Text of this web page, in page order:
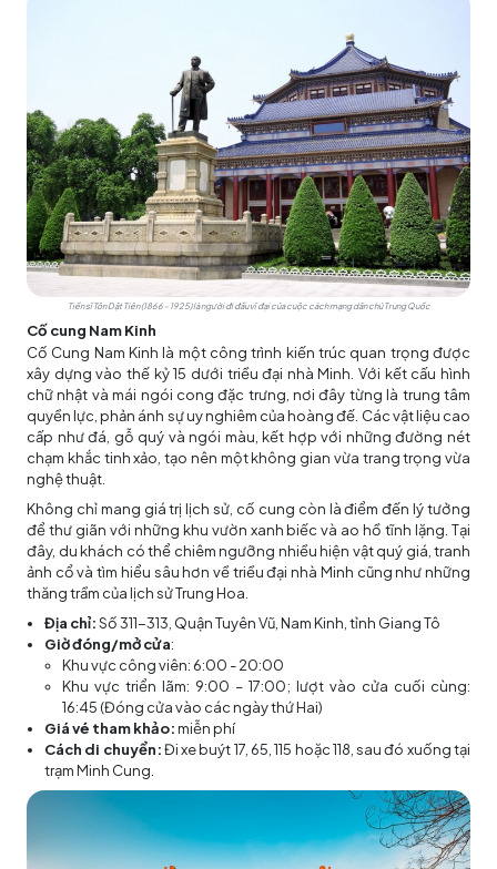
Tiến sĩ Tôn Dật Tiên (1866 - 1925) là người đi đầu vĩ đại của cuộc cách mạng dân chủ Trung Quốc
Cố cung Nam Kinh
Cố Cung Nam Kinh là một công trình kiến trúc quan trọng được
xây dựng vào thế kỷ 15 dưới triều đại nhà Minh. Với kết cấu hình
chữ nhật và mái ngói cong đặc trưng, nơi đây từng là trung tâm
quyền lực, phản ánh sự uy nghiêm của hoàng đế. Các vật liệu cao
cấp như đá, gỗ quý và ngói màu, kết hợp với những đường nét
chạm khắc tinh xảo, tạo nên một không gian vừa trang trọng vừa
nghệ thuật.
Không chỉ mang giá trị lịch sử, cố cung còn là điểm đến lý tưởng
để thư giãn với những khu vườn xanh biếc và ao hồ tĩnh lặng. Tại
đây, du khách có thể chiêm ngưỡng nhiều hiện vật quý giá, tranh
ảnh cổ và tìm hiểu sâu hơn về triều đại nhà Minh cũng như những
thăng trầm của lịch sử Trung Hoa.
Địa chỉ:Số 311-313, Quận Tuyên Vũ, Nam Kinh, tỉnh Giang Tô
Giờ đóng/mở cửa:
Khu vực công viên: 6:00 - 20:00
Khu vực triển lãm: 9:00 – 17:00; lượt vào cửa cuối cùng:
16:45 (Đóng cửa vào các ngày thứ Hai)
Giá vé tham khảo:miễn phí
Cách di chuyển:Đi xe buýt 17, 65, 115 hoặc 118, sau đó xuống tại
trạm Minh Cung.